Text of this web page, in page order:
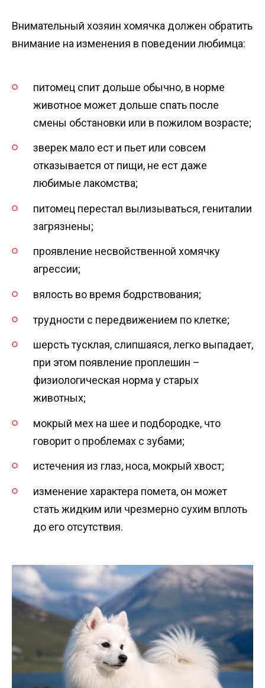
Внимательный хозяин хомячка должен обратить
внимание на изменения в поведении любимца:
питомец спит дольше обычно, в норме
животное может дольше спать после
смены обстановки или в пожилом возрасте;
зверек мало ест и пьет или совсем
отказывается от пищи, не ест даже
любимые лакомства;
питомец перестал вылизываться, гениталии
загрязнены;
проявление несвойственной хомячку
агрессии;
вялость во время бодрствования;
трудности с передвижением по клетке;
шерсть тусклая, слипшаяся, легко выпадает,
при этом появление проплешин –
физиологическая норма у старых
животных;
мокрый мех на шее и подбородке, что
говорит о проблемах с зубами;
истечения из глаз, носа, мокрый хвост;
изменение характера помета, он может
стать жидким или чрезмерно сухим вплоть
до его отсутствия.